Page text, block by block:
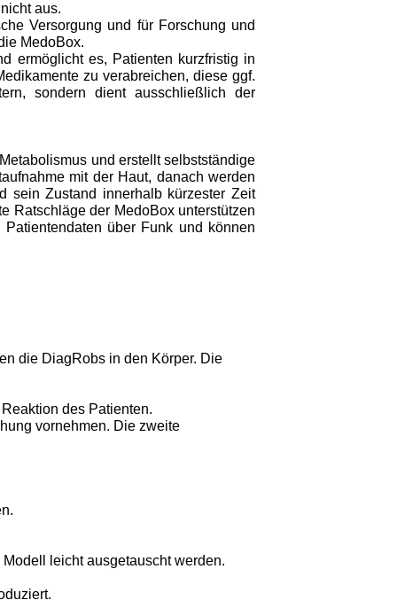
aus.
Versorgung und für Forschung und
MedoBox.
er­möglicht es, Patienten kurzfristig in
zu verabreichen, diese ggf.
sondern dient ausschließlich der
und erstellt selbstständige
mit der Haut, danach werden
sein Zustand innerhalb kürzester Zeit
Ratschläge der MedoBox unterstützen
über Funk und können
die DiagRobs in den Körper. Die
des Patienten.
vornehmen. Die zweite
leicht ausgetauscht werden.